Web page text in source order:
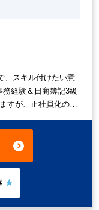
、スキル付けたい意
経験＆日商簿記3級
すが、正社員化の可